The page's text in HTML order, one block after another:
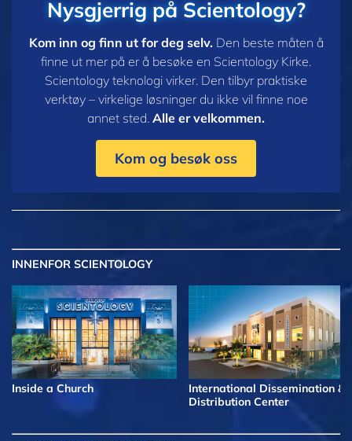
Nysgjerrig på Scientology?
Kom inn og finn ut for deg selv.Den beste måten å
finne ut mer på er å besøke en Scientology Kirke.
Scientology teknologi virker. Den tilbyr praktiske
verktøy – virkelige løsninger du ikke vil finne noe
annet sted. Alle er velkommen.
Kom og besøk oss
INNENFOR SCIENTOLOGY
Inside a Church
International Dissemination &
Distribution Center